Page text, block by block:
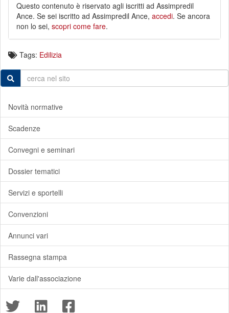
Questo contenuto è riservato agli iscritti ad Assimpredil
Ance. Se sei iscritto ad Assimpredil Ance, accedi. Se ancora
non lo sei, scopri come fare.
Tags: Edilizia
Novità normative
Scadenze
Convegni e seminari
Dossier tematici
Servizi e sportelli
Convenzioni
Annunci vari
Rassegna stampa
Varie dall'associazione